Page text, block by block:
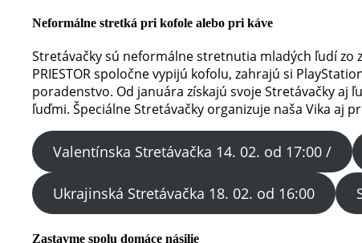
Neformálne stretká pri kofole alebo pri káve
Stretávačky sú neformálne stretnutia mladých ľudí
PRIESTOR spoločne vypijú kofolu, zahrajú si
poradenstvo. Od januára získajú svoje Stretávačky
ľuďmi. Špeciálne Stretávačky organizuje naša Vika aj
Valentínska Stretávačka 14. 02. od 17:00 /
Ukrajinská Stretávačka 18. 02. od 16:00
Zastavme spolu domáce násilie